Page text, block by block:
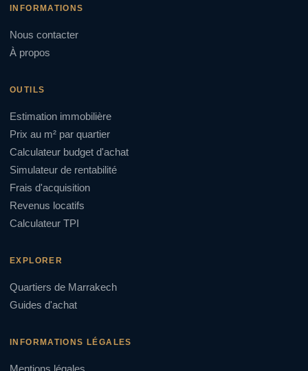
INFORMATIONS
Nous contacter
À propos
OUTILS
Estimation immobilière
Prix au m² par quartier
Calculateur budget d'achat
Simulateur de rentabilité
Frais d'acquisition
Revenus locatifs
Calculateur TPI
EXPLORER
Quartiers de Marrakech
Guides d'achat
INFORMATIONS LÉGALES
Mentions légales